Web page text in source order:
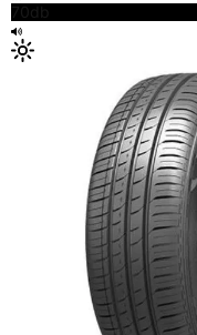
70db